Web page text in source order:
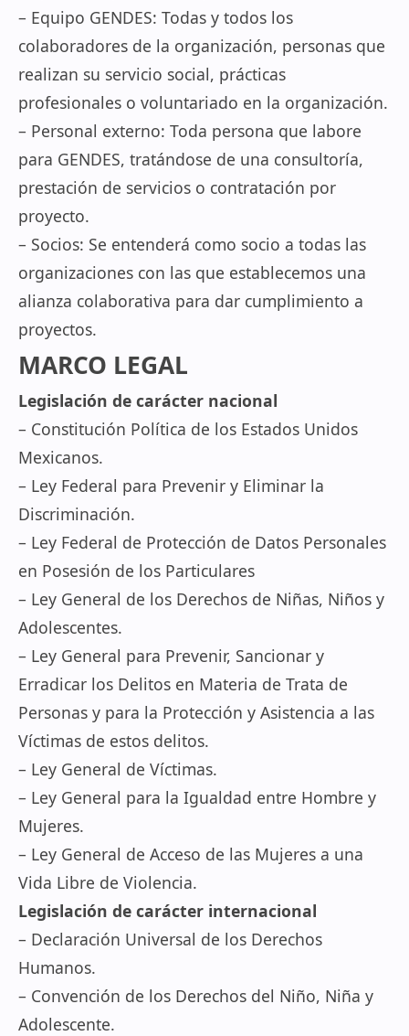
– Equipo GENDES: Todas y todos los
colaboradores de la organización, personas que
realizan su servicio social, prácticas
profesionales o voluntariado en la organización.
– Personal externo: Toda persona que labore
para GENDES, tratándose de una consultoría,
prestación de servicios o contratación por
proyecto.
– Socios: Se entenderá como socio a todas las
organizaciones con las que establecemos una
alianza colaborativa para dar cumplimiento a
proyectos.
MARCO LEGAL
Legislación de carácter nacional
– Constitución Política de los Estados Unidos
Mexicanos.
– Ley Federal para Prevenir y Eliminar la
Discriminación.
– Ley Federal de Protección de Datos Personales
en Posesión de los Particulares
– Ley General de los Derechos de Niñas, Niños y
Adolescentes.
– Ley General para Prevenir, Sancionar y
Erradicar los Delitos en Materia de Trata de
Personas y para la Protección y Asistencia a las
Víctimas de estos delitos.
– Ley General de Víctimas.
– Ley General para la Igualdad entre Hombre y
Mujeres.
– Ley General de Acceso de las Mujeres a una
Vida Libre de Violencia.
Legislación de carácter internacional
– Declaración Universal de los Derechos
Humanos.
– Convención de los Derechos del Niño, Niña y
Adolescente.